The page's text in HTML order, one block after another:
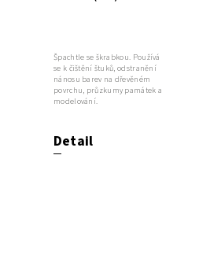
Detail
Špachtle se škrabkou. Používá
se k čištění štuků, odstranění
nánosu barev na dřevěném
povrchu, průzkumy památek a
modelování.